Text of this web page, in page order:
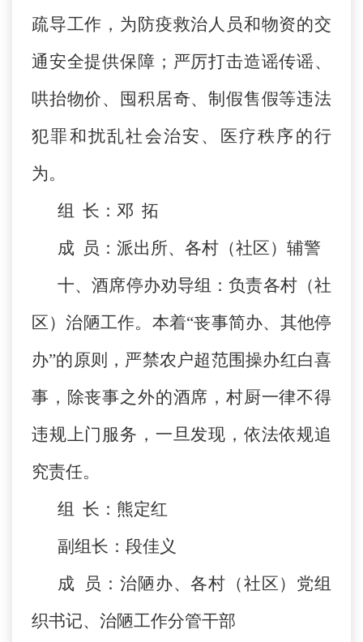
疏导工作，为防疫救治人员和物资的交
通安全提供保障；严厉打击造谣传谣、
哄抬物价、囤积居奇、制假售假等违法
犯罪和扰乱社会治安、医疗秩序的行
为。
组 长：邓 拓
成 员：派出所、各村（社区）辅警
十、酒席停办劝导组：负责各村（社
区）治陋工作。本着“丧事简办、其他停
办”的原则，严禁农户超范围操办红白喜
事，除丧事之外的酒席，村厨一律不得
违规上门服务，一旦发现，依法依规追
究责任。
组 长：熊定红
副组长：段佳义
成 员：治陋办、各村（社区）党组
织书记、治陋工作分管干部